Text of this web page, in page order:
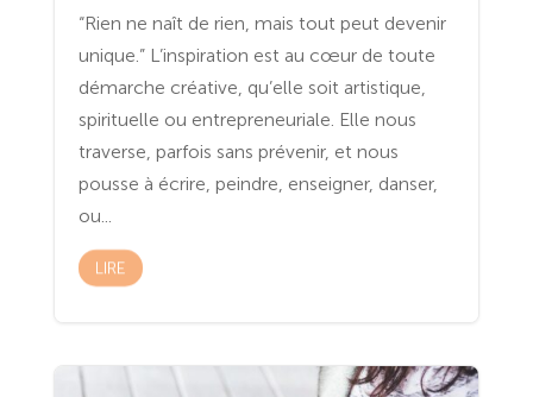
“Rien ne naît de rien, mais tout peut devenir
unique.” L’inspiration est au cœur de toute
démarche créative, qu’elle soit artistique,
spirituelle ou entrepreneuriale. Elle nous
traverse, parfois sans prévenir, et nous
pousse à écrire, peindre, enseigner, danser,
ou...
LIRE